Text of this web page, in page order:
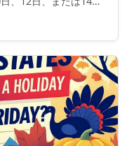
っているのでしょう